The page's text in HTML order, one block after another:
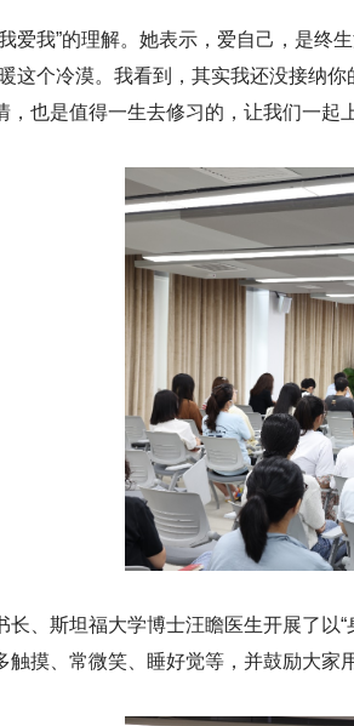
爱我”的理解。她表示，爱自己，是
这个冷漠。我看到，其实我还没接纳
也是值得一生去修习的，让我们一起
长、斯坦福大学博士汪瞻医生开展了
摸、常微笑、睡好觉等，并鼓励大家